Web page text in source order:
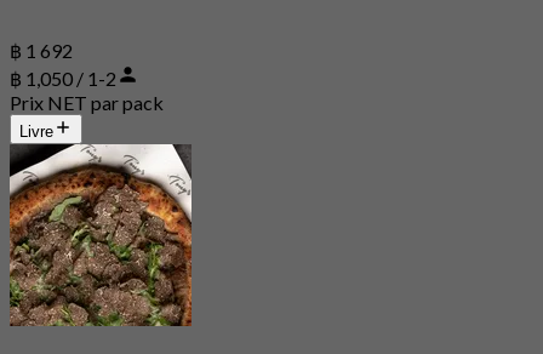
฿ 1 692
฿ 1,050 / 1-2
Prix NET par pack
Livre